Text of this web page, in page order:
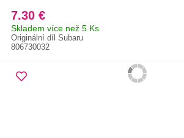
7.30 €
Skladem více než 5 Ks
Originální díl Subaru
806730032